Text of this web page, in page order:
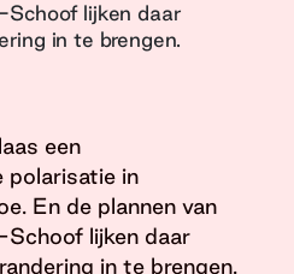
lijken daar
in te brengen.
een
polarisatie in
En de plannen van
lijken daar
in te brengen.